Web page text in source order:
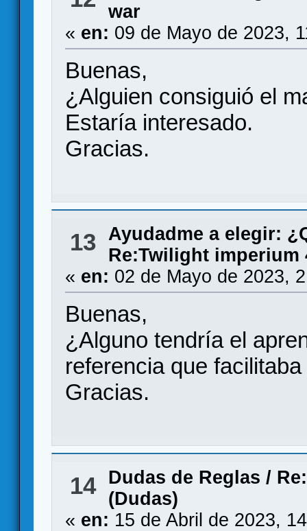
war
« en: 09 de Mayo de 2023,
Buenas,
¿Alguien consiguió el
Estaría interesado.
Gracias.
13
Ayudadme a elegir:
Re:Twilight imperium
« en: 02 de Mayo de 2023,
Buenas,
¿Alguno tendría el
referencia que
Gracias.
14 Dudas de Reglas /
(Dudas)
« en: 15 de Abril de 2023,